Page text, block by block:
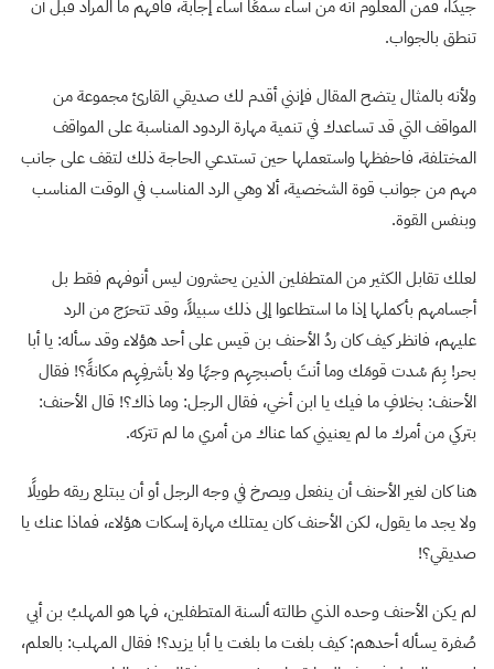
جيدًا، فمن المعلوم أنه من أساء سمعًا أساء إجابةً، فافهم ما المراد قبل أن
تنطق بالجواب.
ولأنه بالمثال يتضح المقال فإنني أقدم لك صديقي القارئ مجموعة من
المواقف التي قد تساعدك في تنمية مهارة الردود المناسبة على المواقف
المختلفة، فاحفظها واستعملها حين تستدعي الحاجة ذلك لتقف على جانب
مهم من جوانب قوة الشخصية، ألا وهي الرد المناسب في الوقت المناسب
وبنفس القوة.
لعلك تقابل الكثير من المتطفلين الذين يحشرون ليس أنوفهم فقط بل
أجسامهم بأكملها إذا ما استطاعوا إلى ذلك سبيلاً، وقد تتحرَج من الرد
عليهم، فانظر كيف كان ردُ الأحنف بن قيس على أحد هؤلاء وقد سأله: يا أبا
بحر! بِمَ سُدت قومَك وما أنتَ بأصبحِهِم وجهًا ولا بأشرفِهِم مكانةً؟! فقال
الأحنف: بخلافِ ما فيك يا ابن أخي، فقال الرجل: وما ذاك؟! قال الأحنف:
بتركي من أمرك ما لم يعنيني كما عناك من أمري ما لم تتركه.
هنا كان لغير الأحنف أن ينفعل ويصرخ في وجه الرجل أو أن يبتلع ريقه طويلًا
ولا يجد ما يقول، لكن الأحنف كان يمتلك مهارة إسكات هؤلاء، فماذا عنك يا
صديقي؟!
لم يكن الأحنف وحده الذي طالته ألسنة المتطفلين، فها هو المهلبُ بن أبي
صُفرة يسأله أحدهم: كيف بلغت ما بلغت يا أبا يزيد؟! فقال المهلب: بالعلم،